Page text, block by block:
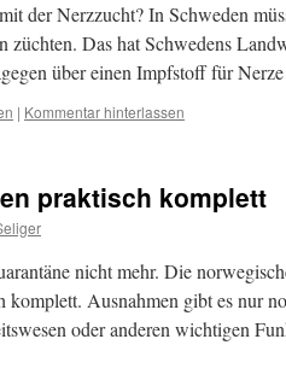
der Nerzzucht? In Schweden
züchten. Das hat Schwedens
über einen Impfstoff für
| Kommentar hinterlassen
praktisch komplett
nicht mehr. Die
komplett. Ausnahmen gibt es nur
oder anderen wichtigen